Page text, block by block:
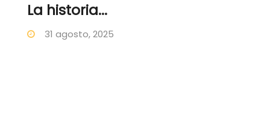
La historia...
31 agosto, 2025